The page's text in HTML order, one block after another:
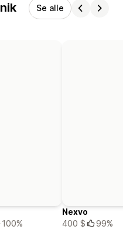
Se alle
100%
Nexvo
400 $
99%